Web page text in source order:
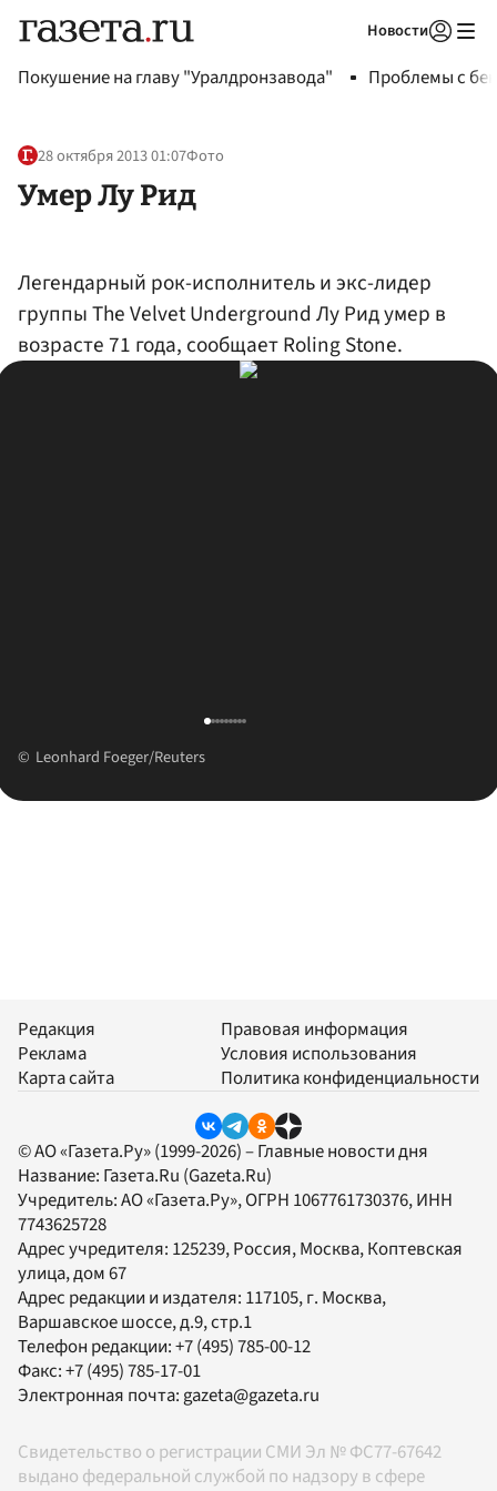
Новости
Покушение на главу "Уралдронзавода" Проблемы с
28 октября 2013 01:07Фото
Умер Лу Рид
Легендарный рок-исполнитель и экс-лидер
группы The Velvet Underground Лу Рид умер в
возрасте 71 года, сообщает Roling Stone.
Leonhard Foeger/Reuters
Редакция
Реклама
Карта сайта
Правовая информация
Условия использования
Политика конфиденциальности
© АО «Газета.Ру» (1999-2026) – Главные новости дня
Название: Газета.Ru (Gazeta.Ru)
Учредитель:АО «Газета.Ру», ОГРН 1067761730376, ИНН
7743625728
Адрес учредителя: 125239, Россия, Москва, Коптевская
улица, дом 67
Адрес редакции и издателя: 117105, г. Москва,
Варшавское шоссе, д.9, стр.1
Телефон редакции:+7 (495) 785-00-12
Факс:+7 (495) 785-17-01
Электронная почта:gazeta@gazeta.ru
Свидетельство о регистрации СМИ Эл № ФС77-67642
выдано федеральной службой по надзору в сфере